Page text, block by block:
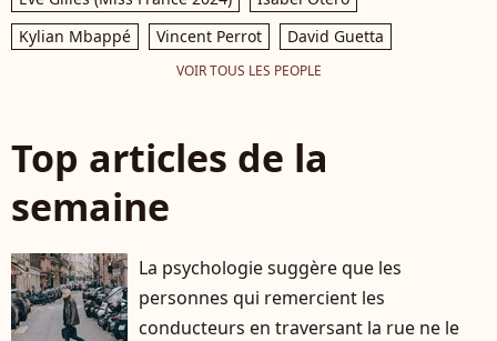
Kylian Mbappé
Vincent Perrot David Guetta
VOIR TOUS LES PEOPLE
Top articles de la
semaine
La psychologie suggère que les
personnes qui remercient les
conducteurs en traversant la rue ne le